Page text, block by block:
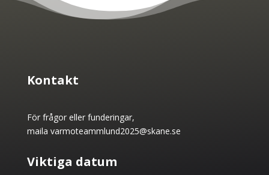
Kontakt
För frågor eller funderingar,
maila varmoteammlund2025@skane.se
Viktiga datum